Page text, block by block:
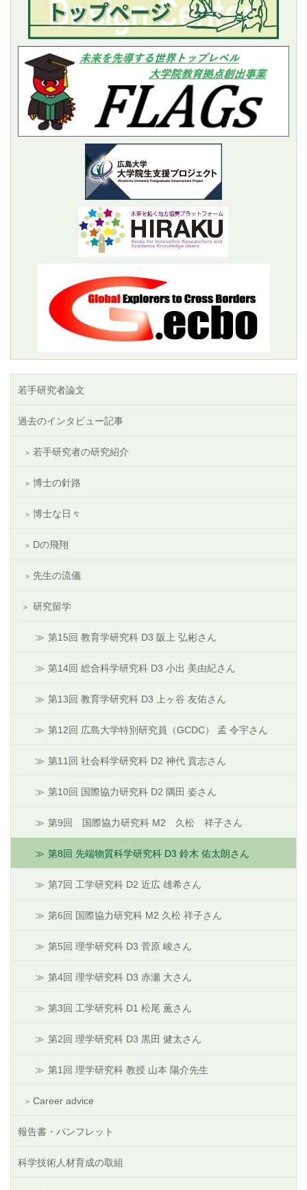
若手研究者論文
過去のインタビュー記事
若手研究者の研究紹介
博士の針路
博士な日々
Dの飛翔
先生の流儀
研究留学
第15回 教育学研究科 D3 阪上 弘彬さん
第14回 総合科学研究科 D3 小出 美由紀さん
第13回 教育学研究科 D3 上ヶ谷 友佑さん
第12回 広島大学特別研究員（GCDC） 孟 令宇さん
第11回 社会科学研究科 D2 神代 貢志さん
第10回 国際協力研究科 D2 隅田 姿さん
第9回 国際協力研究科 M2 久松 祥子さん
第8回 先端物質科学研究科 D3 鈴木 佑太朗さん
第7回 工学研究科 D2 近広 雄希さん
第6回 国際協力研究科 M2 久松 祥子さん
第5回 理学研究科 D3 菅原 峻さん
第4回 理学研究科 D3 赤瀬 大さん
第3回 工学研究科 D1 松尾 薫さん
第2回 理学研究科 D3 黒田 健太さん
第1回 理学研究科 教授 山本 陽介先生
Career advice
報告書・パンフレット
科学技術人材育成の取組